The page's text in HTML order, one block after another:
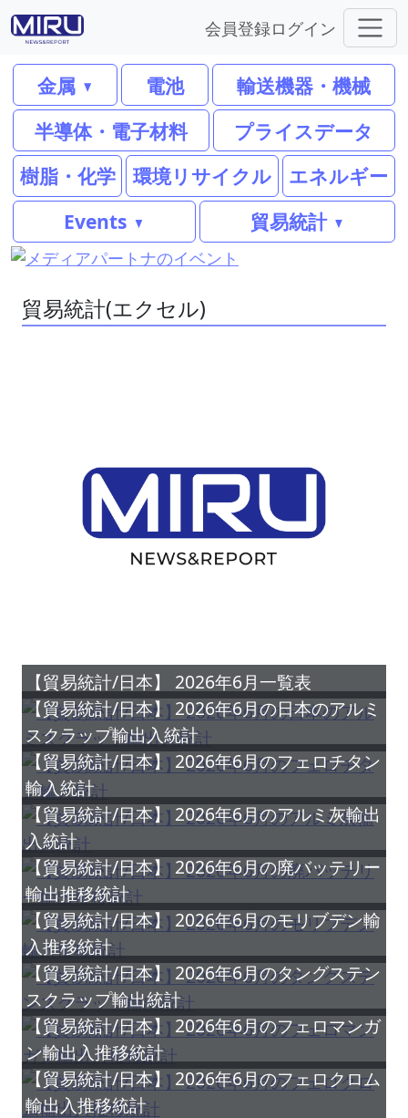
会員登録ログイン
金属 電池
輸送機器・機械
半導体・電子材料
プライスデータ
樹脂・化学
環境リサイクル
エネルギー
Events
貿易統計
貿易統計(エクセル)
【貿易統計/日本】 2026年6月一覧表
【貿易統計/日本】 2026年6月の日本のアルミ
スクラップ輸出入統計
【貿易統計/日本】 2026年6月のフェロチタン
輸入統計
【貿易統計/日本】 2026年6月のアルミ灰輸出
入統計
【貿易統計/日本】 2026年6月の廃バッテリー
輸出推移統計
【貿易統計/日本】 2026年6月のモリブデン輸
入推移統計
【貿易統計/日本】 2026年6月のタングステン
スクラップ輸出統計
【貿易統計/日本】 2026年6月のフェロマンガ
ン輸出入推移統計
【貿易統計/日本】 2026年6月のフェロクロム
輸出入推移統計